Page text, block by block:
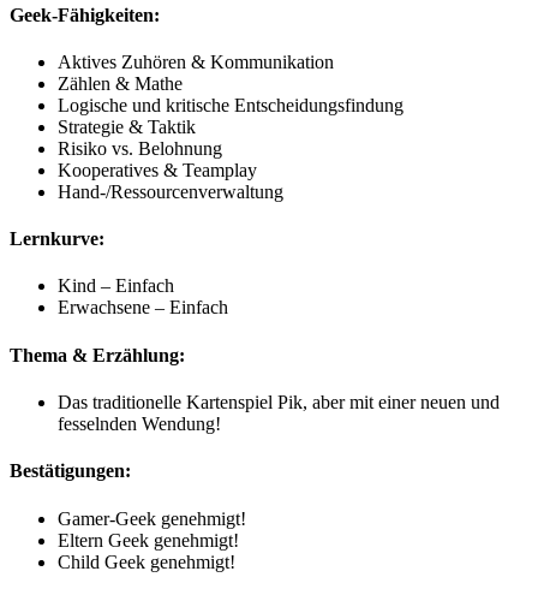
Geek-Fähigkeiten:
Aktives Zuhören & Kommunikation
Zählen & Mathe
Logische und kritische Entscheidungsfindung
Strategie & Taktik
Risiko vs. Belohnung
Kooperatives & Teamplay
Hand-/Ressourcenverwaltung
Lernkurve:
Kind – Einfach
Erwachsene – Einfach
Thema & Erzählung:
Das traditionelle Kartenspiel Pik, aber mit einer neuen und
fesselnden Wendung!
Bestätigungen:
Gamer-Geek genehmigt!
Eltern Geek genehmigt!
Child Geek genehmigt!